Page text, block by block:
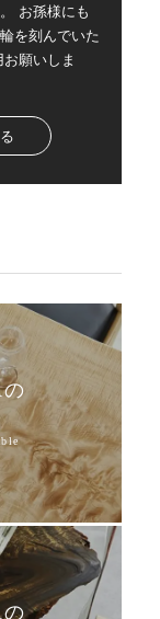
お孫様にも
を刻んでいた
願いしま